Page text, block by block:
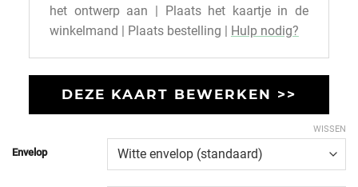
het ontwerp aan | Plaats het kaartje in de
winkelmand | Plaats bestelling |
Hulp nodig?
DEZE KAART BEWERKEN >>
Envelop
WISSEN